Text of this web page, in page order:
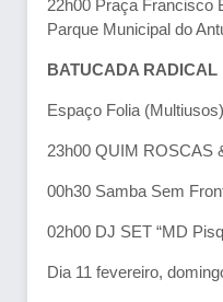
22h00 Praça Francisco
Parque Municipal do
BATUCADA RADICAL
Espaço Folia (Multiusos)
23h00 QUIM ROSCAS
00h30 Samba Sem
02h00 DJ SET “MD
Dia 11 fevereiro,